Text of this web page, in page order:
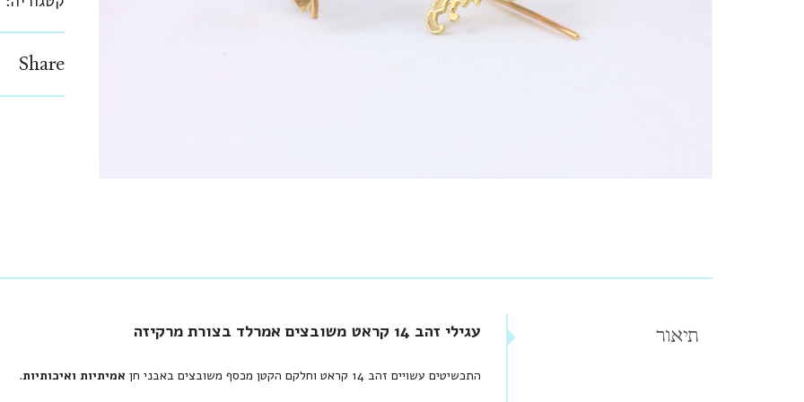
Share
תיאור עגילי זהב 14 קראט משובצים אמרלד בצורת מרקיזה
התכשיטים עשויים זהב 14 קראט וחלקם הקטן מכסף משובצים באבני חן אמיתיות ואיכותיות.